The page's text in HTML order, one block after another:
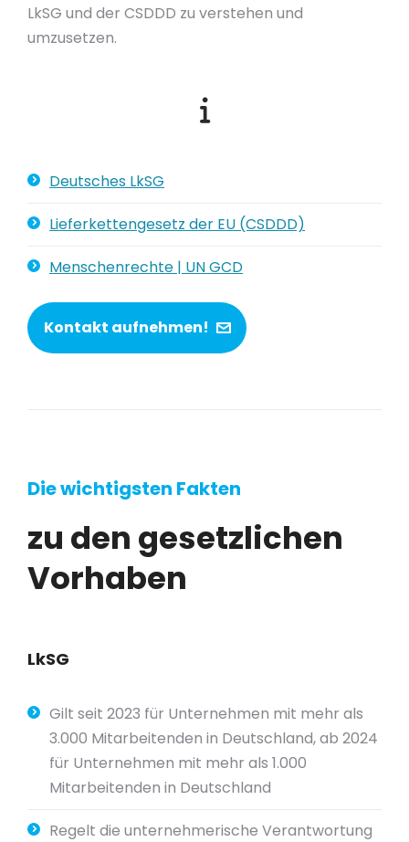
LkSG und der CSDDD zu verstehen und
umzusetzen.
Deutsches LkSG
Lieferkettengesetz der EU (CSDDD)
Menschenrechte | UN GCD
Kontakt aufnehmen!
Die wichtigsten Fakten
zu den gesetzlichen
Vorhaben
LkSG
Gilt seit 2023 für Unternehmen mit mehr als
3.000 Mitarbeitenden in Deutschland, ab 2024
für Unternehmen mit mehr als 1.000
Mitarbeitenden in Deutschland
Regelt die unternehmerische Verantwortung